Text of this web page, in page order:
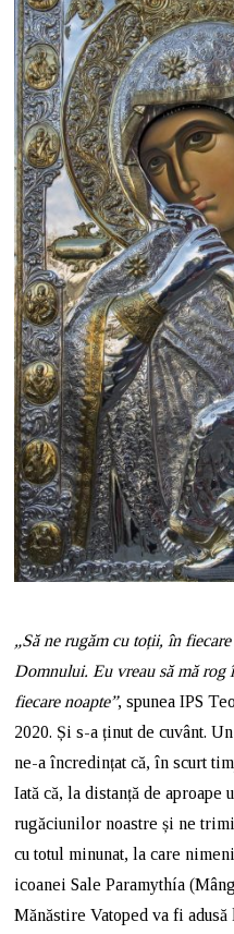
„Să ne rugăm cu toții, în
Domnului. Eu vreau să mă rog
fiecare noapte”, spunea IPS
2020. Și s-a ținut de cuvânt.
ne-a încredințat că, în scurt
Iată că, la distanță de aproape
rugăciunilor noastre și ne
cu totul minunat, la care
icoanei Sale Paramythía
Mănăstire Vatoped va fi